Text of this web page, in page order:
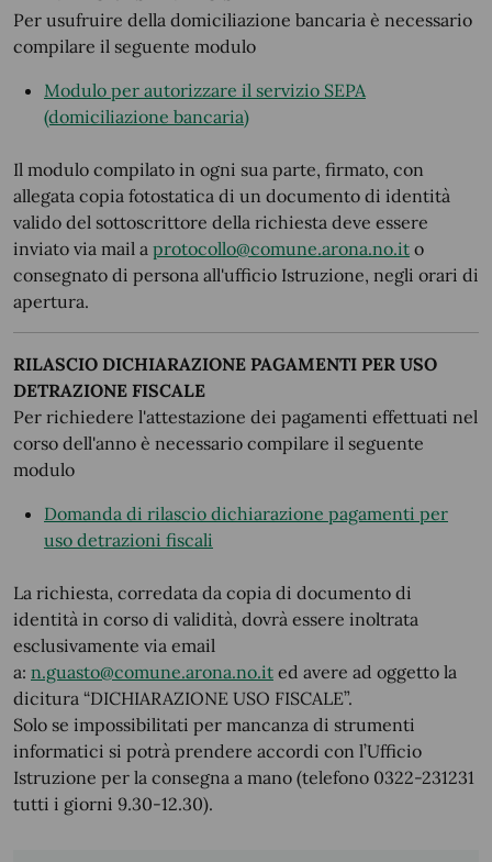
Per usufruire della domiciliazione bancaria è necessario
compilare il seguente modulo
Modulo per autorizzare il servizio SEPA
(domiciliazione bancaria)
Il modulo compilato in ogni sua parte, firmato, con
allegata copia fotostatica di un documento di identità
valido del sottoscrittore della richiesta deve essere
inviato via mail a protocollo@comune.arona.no.it o
consegnato di persona all'ufficio Istruzione, negli orari di
apertura.
RILASCIO DICHIARAZIONE PAGAMENTI PER USO
DETRAZIONE FISCALE
Per richiedere l'attestazione dei pagamenti effettuati nel
corso dell'anno è necessario compilare il seguente
modulo
Domanda di rilascio dichiarazione pagamenti per
uso detrazioni fiscali
La richiesta, corredata da copia di documento di
identità in corso di validità, dovrà essere inoltrata
esclusivamente via email
a: n.guasto@comune.arona.no.it ed avere ad oggetto la
dicitura “DICHIARAZIONE USO FISCALE”.
Solo se impossibilitati per mancanza di strumenti
informatici si potrà prendere accordi con l’Ufficio
Istruzione per la consegna a mano (telefono 0322-231231
tutti i giorni 9.30-12.30).